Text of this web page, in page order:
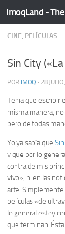
Saltar al
ImoqLand -
CINE, PELÍCULAS
Sin City
POR IMOQ · 28
Tenía que escribir
misma manera,
pero de todas
Yo ya sabía que
y que por lo
contra de mis
vivo», ni en las
arte. Simplemente
películas «de
lo general estoy
que terminan.